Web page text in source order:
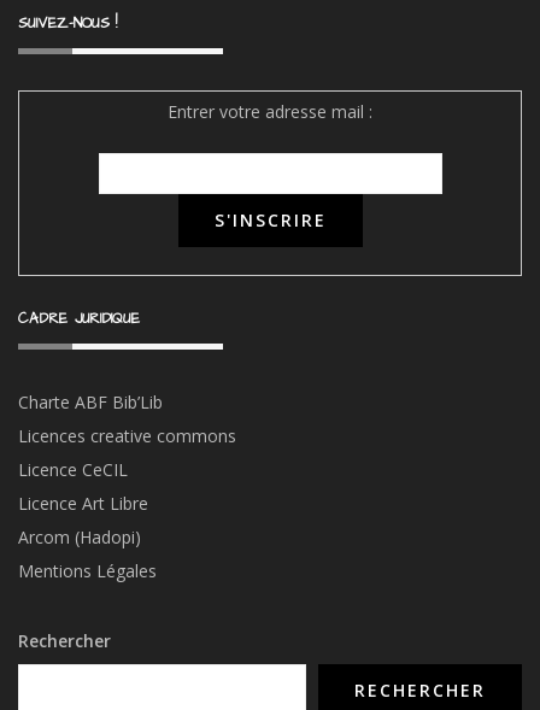
SUIVEZ-NOUS !
Entrer votre adresse mail :
CADRE JURIDIQUE
Charte ABF Bib’Lib
Licences creative commons
Licence CeCIL
Licence Art Libre
Arcom (Hadopi)
Mentions Légales
Rechercher
RECHERCHER